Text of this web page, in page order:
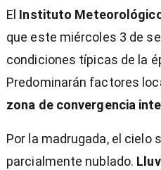
El Instituto
que este miércoles 3 de
condiciones típicas de la
Predominarán factores
zona de convergencia
Por la madrugada, el cielo
parcialmente nublado.